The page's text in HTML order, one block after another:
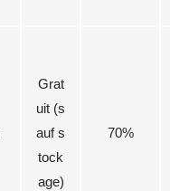
Grat
uit (s
auf s
tock
age)
70%